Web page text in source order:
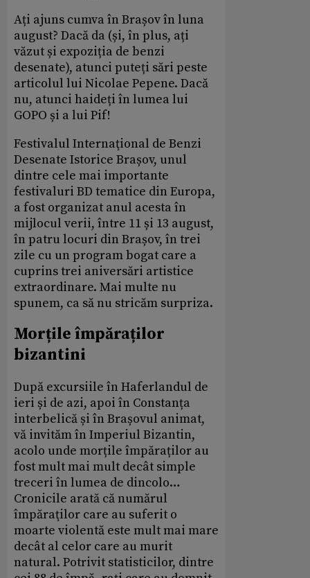
Ați ajuns cumva în Brașov în luna
august? Dacă da (și, în plus, ați
văzut și expoziția de benzi
desenate), atunci puteți sări peste
articolul lui Nicolae Pepene. Dacă
nu, atunci haideți în lumea lui
GOPO și a lui Pif!
Festivalul Internaţional de Benzi
Desenate Istorice Brașov, unul
dintre cele mai importante
festivaluri BD tematice din Europa,
a fost organizat anul acesta în
mijlocul verii, între 11 și 13 august,
în patru locuri din Brașov, în trei
zile cu un program bogat care a
cuprins trei aniversări artistice
extraordinare. Mai multe nu
spunem, ca să nu stricăm surpriza.
Morțile împăraților
bizantini
După excursiile în Haferlandul de
ieri și de azi, apoi în Constanța
interbelică și în Brașovul animat,
vă invităm în Imperiul Bizantin,
acolo unde morțile împăraților au
fost mult mai mult decât simple
treceri în lumea de dincolo…
Cronicile arată că numărul
împăraţilor care au suferit o
moarte violentă este mult mai mare
decât al celor care au murit
natural. Potrivit statisticilor, dintre